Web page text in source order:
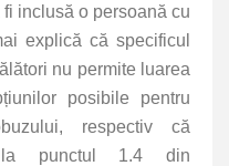
inclusă o persoană cu
explică că specificul
nu permite luarea
posibile pentru
respectiv că
la punctul 1.4 din